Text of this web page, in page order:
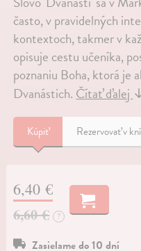
často, v pravidelných
kontextoch, takmer v
opisuje cestu učeníka,
poznaniu Boha, ktorá je
Dvanástich.Čítať ďalej
Kúpiť Rezervovať v
6,40 €
6,60 €
?
Zasielame do 10 dní